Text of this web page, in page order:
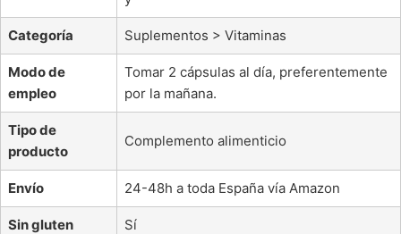
Categoría Suplementos > Vitaminas
Modo de
empleo
Tomar 2 cápsulas al día, preferentemente
por la mañana.
Tipo de
producto
Complemento alimenticio
Envío 24-48h a toda España vía Amazon
Sin gluten Sí